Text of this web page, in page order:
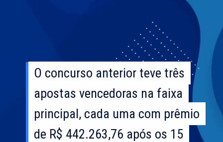
O concurso anterior teve três
apostas vencedoras na faixa
principal, cada uma com prêmio
de R$ 442.263,76 após os 15
O concurso anterior teve três
apostas vencedoras na faixa
principal, cada uma com prêmio
de R$ 442.263,76 após os 15